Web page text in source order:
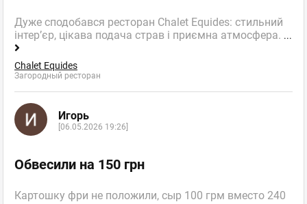
Дуже сподобався ресторан Chalet Equides: стильний
інтер’єр, цікава подача страв і приємна атмосфера. ...
Chalet Equides
Загородный ресторан
Игорь
[06.05.2026 19:26]
Обвесили на 150 грн
Картошку фри не положили, сыр 100 грм вместо 240